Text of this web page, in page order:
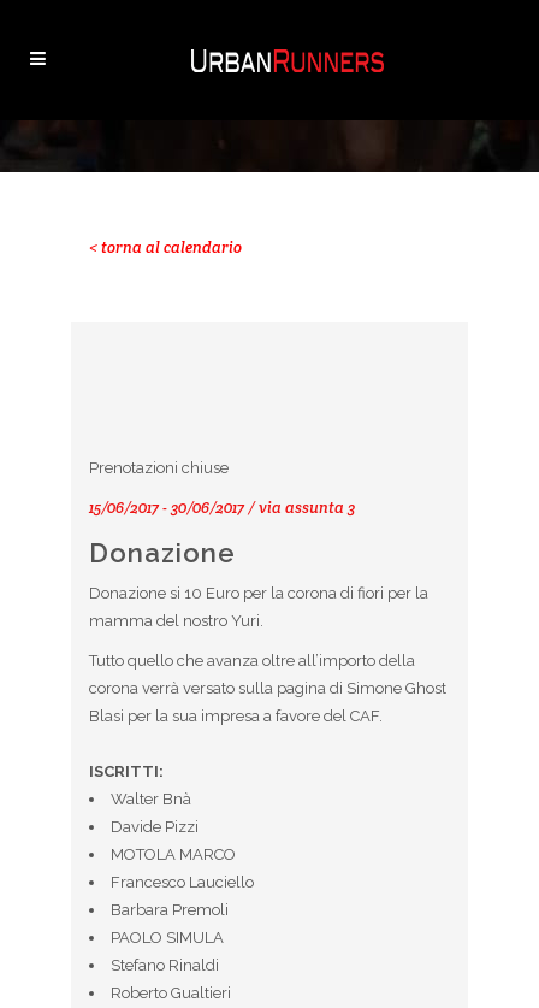
< torna al calendario
Prenotazioni chiuse
15/06/2017 - 30/06/2017 / via assunta 3
Donazione
Donazione si 10 Euro per la corona di fiori per la
mamma del nostro Yuri.
Tutto quello che avanza oltre all’importo della
corona verrà versato sulla pagina di Simone Ghost
Blasi per la sua impresa a favore del CAF.
ISCRITTI:
Walter Bnà
Davide Pizzi
MOTOLA MARCO
Francesco Lauciello
Barbara Premoli
PAOLO SIMULA
Stefano Rinaldi
Roberto Gualtieri